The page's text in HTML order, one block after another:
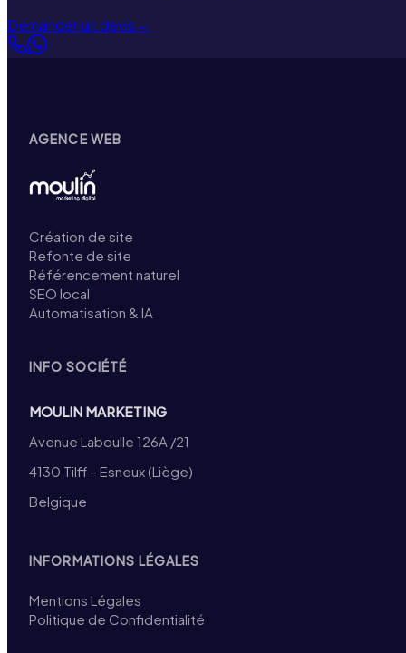
Demander un devis→
AGENCE WEB
Création de site
Refonte de site
Référencement naturel
SEO local
Automatisation & IA
INFO SOCIÉTÉ
MOULIN MARKETING
Avenue Laboulle 126A /21
4130 Tilff – Esneux (Liège)
Belgique
INFORMATIONS LÉGALES
Mentions Légales
Politique de Confidentialité